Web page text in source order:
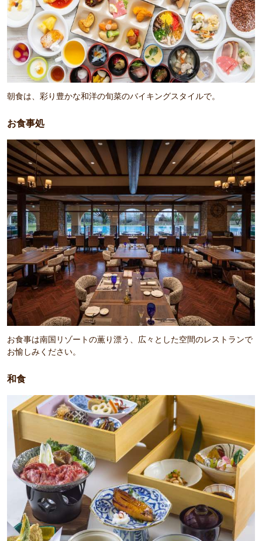
朝食は、彩り豊かな和洋の旬菜のバイキングスタイルで。
お食事処
お食事は南国リゾートの薫り漂う、広々とした空間のレストランで
お愉しみください。
和食